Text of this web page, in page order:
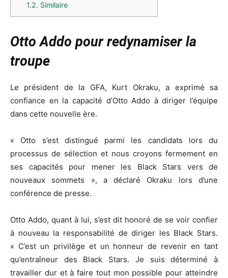
1.2. Similaire
Otto Addo pour redynamiser la
troupe
Le président de la GFA, Kurt Okraku, a exprimé sa
confiance en la capacité d’Otto Addo à diriger l’équipe
dans cette nouvelle ère.
« Otto s’est distingué parmi les candidats lors du
processus de sélection et nous croyons fermement en
ses capacités pour mener les Black Stars vers de
nouveaux sommets », a déclaré Okraku lors d’une
conférence de presse.
Otto Addo, quant à lui, s’est dit honoré de se voir confier
à nouveau la responsabilité de diriger les Black Stars.
« C’est un privilège et un honneur de revenir en tant
qu’entraîneur des Black Stars. Je suis déterminé à
travailler dur et à faire tout mon possible pour atteindre